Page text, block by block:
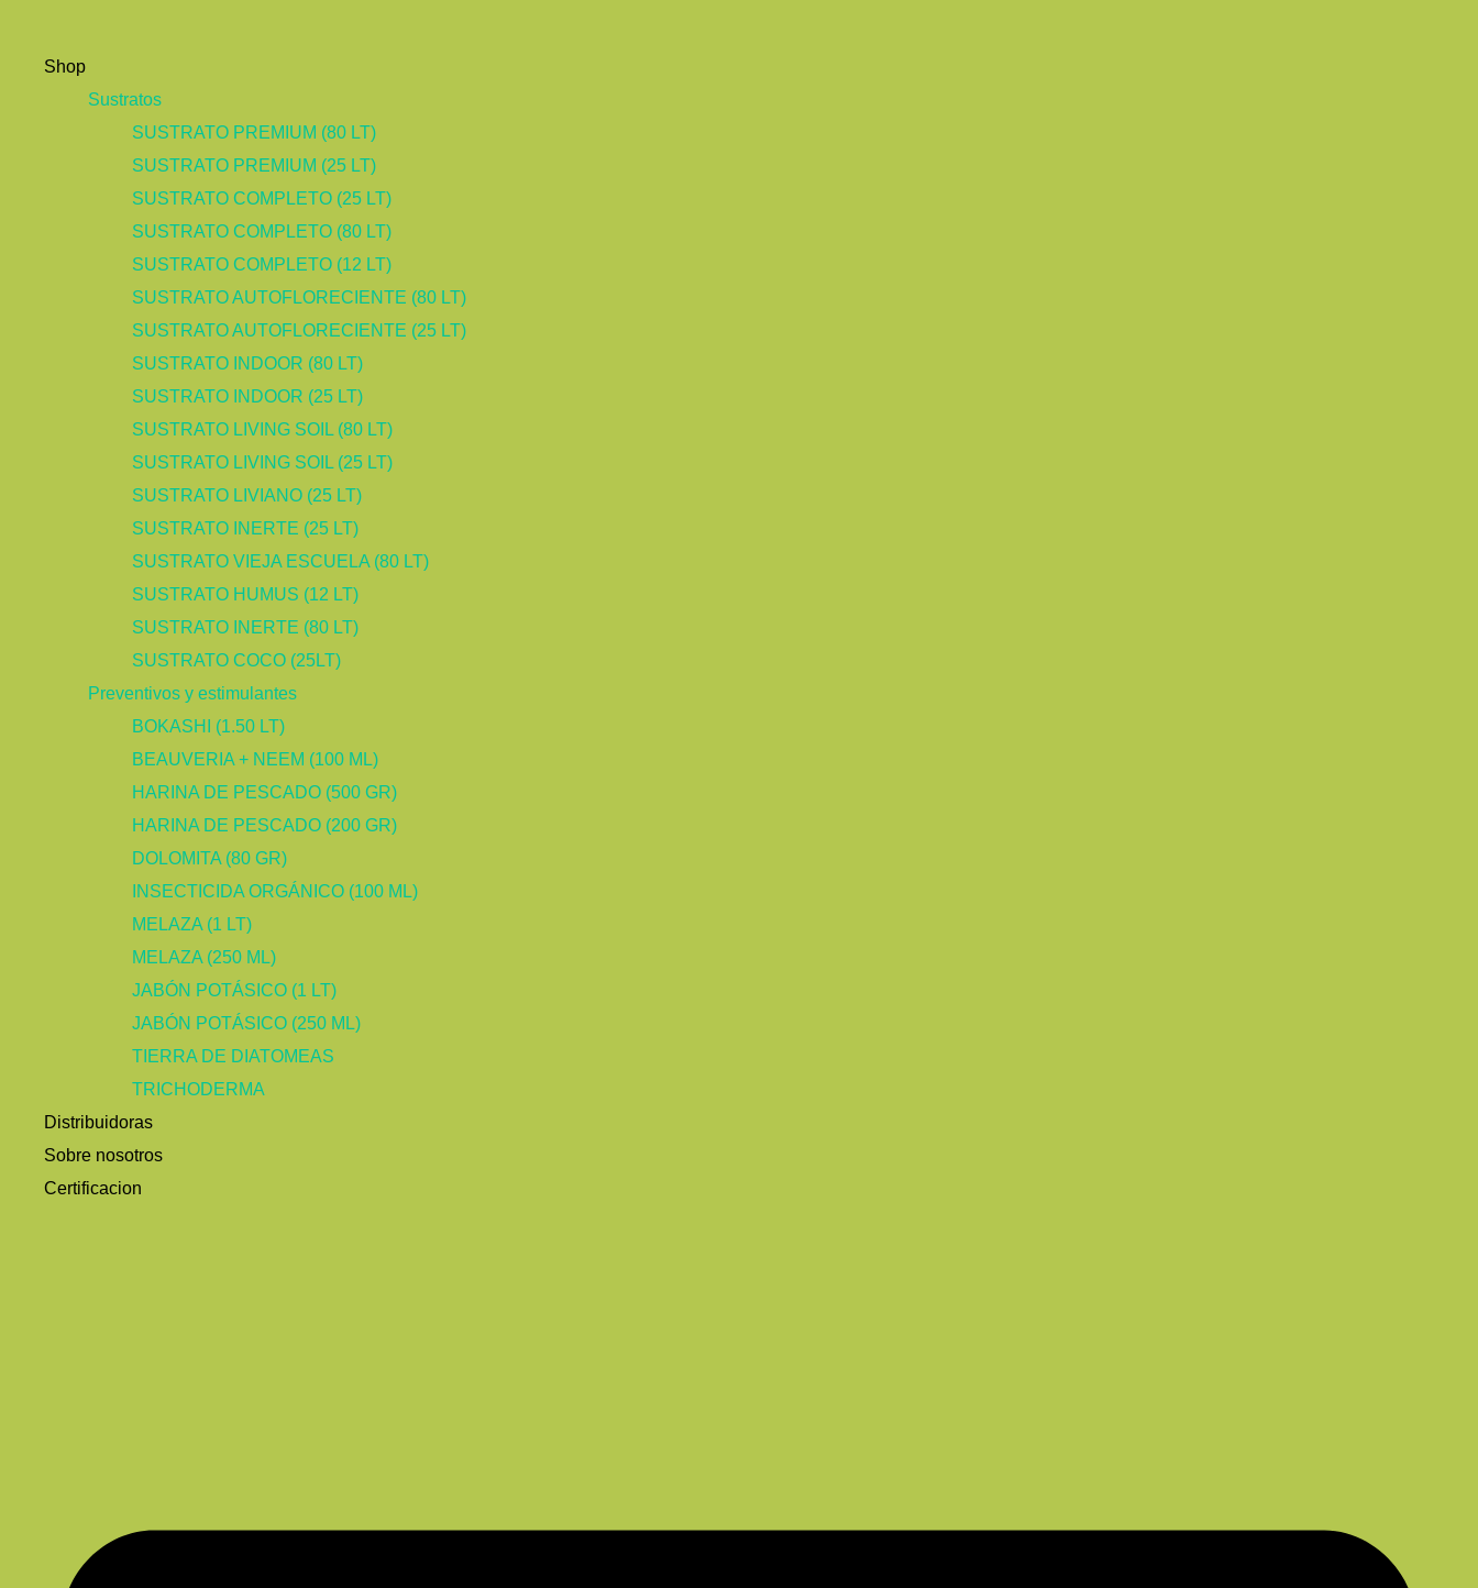
Shop
Sustratos
SUSTRATO PREMIUM (80 LT)
SUSTRATO PREMIUM (25 LT)
SUSTRATO COMPLETO (25 LT)
SUSTRATO COMPLETO (80 LT)
SUSTRATO COMPLETO (12 LT)
SUSTRATO AUTOFLORECIENTE (80 LT)
SUSTRATO AUTOFLORECIENTE (25 LT)
SUSTRATO INDOOR (80 LT)
SUSTRATO INDOOR (25 LT)
SUSTRATO LIVING SOIL (80 LT)
SUSTRATO LIVING SOIL (25 LT)
SUSTRATO LIVIANO (25 LT)
SUSTRATO INERTE (25 LT)
SUSTRATO VIEJA ESCUELA (80 LT)
SUSTRATO HUMUS (12 LT)
SUSTRATO INERTE (80 LT)
SUSTRATO COCO (25LT)
Preventivos y estimulantes
BOKASHI (1.50 LT)
BEAUVERIA + NEEM (100 ML)
HARINA DE PESCADO (500 GR)
HARINA DE PESCADO (200 GR)
DOLOMITA (80 GR)
INSECTICIDA ORGÁNICO (100 ML)
MELAZA (1 LT)
MELAZA (250 ML)
JABÓN POTÁSICO (1 LT)
JABÓN POTÁSICO (250 ML)
TIERRA DE DIATOMEAS
TRICHODERMA
Distribuidoras
Sobre nosotros
Certificacion